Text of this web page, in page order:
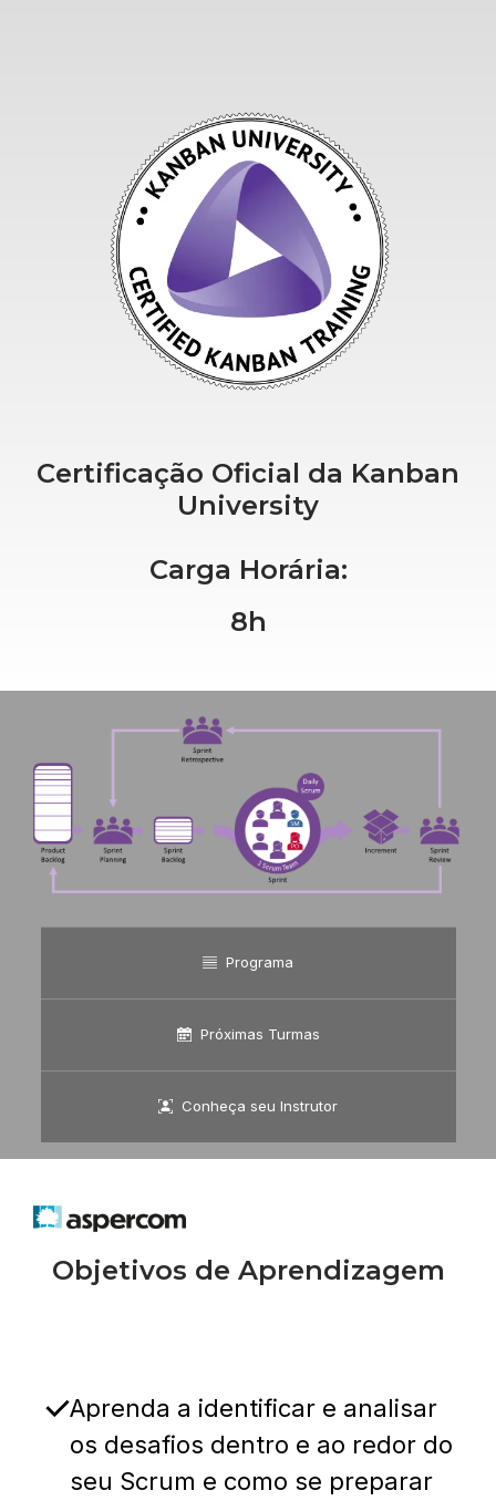
Certificação Oficial da Kanban
University
Carga Horária:
8h
Programa
Próximas Turmas
Conheça seu Instrutor
Objetivos de Aprendizagem
Aprenda a identificar e analisar
os desafios dentro e ao redor do
seu Scrum e como se preparar